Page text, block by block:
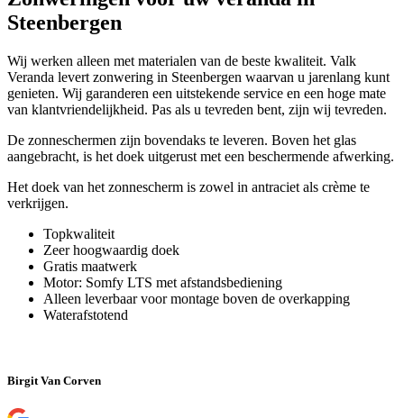
Steenbergen
Wij werken alleen met materialen van de beste kwaliteit. Valk
Veranda levert zonwering in Steenbergen waarvan u jarenlang kunt
genieten. Wij garanderen een uitstekende service en een hoge mate
van klantvriendelijkheid. Pas als u tevreden bent, zijn wij tevreden.
De zonneschermen zijn bovendaks te leveren. Boven het glas
aangebracht, is het doek uitgerust met een beschermende afwerking.
Het doek van het zonnescherm is zowel in antraciet als crème te
verkrijgen.
Topkwaliteit
Zeer hoogwaardig doek
Gratis maatwerk
Motor: Somfy LTS met afstandsbediening
Alleen leverbaar voor montage boven de overkapping
Waterafstotend
Birgit Van Corven